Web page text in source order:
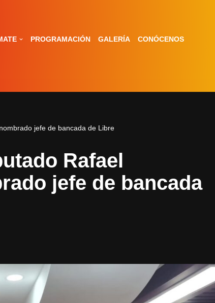
PROGRAMACIÓN GALERÍA CONÓCENOS
jefe de bancada de Libre
Rafael
jefe de bancada